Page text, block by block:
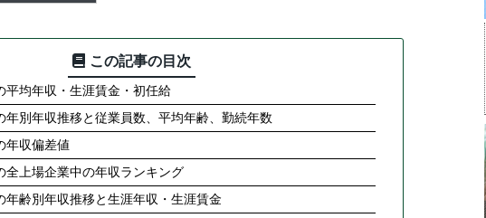
この記事の目次
平均年収・生涯賃金・初任給
年別年収推移と従業員数、平均年齢、勤続年数
年収偏差値
全上場企業中の年収ランキング
年齢別年収推移と生涯年収・生涯賃金